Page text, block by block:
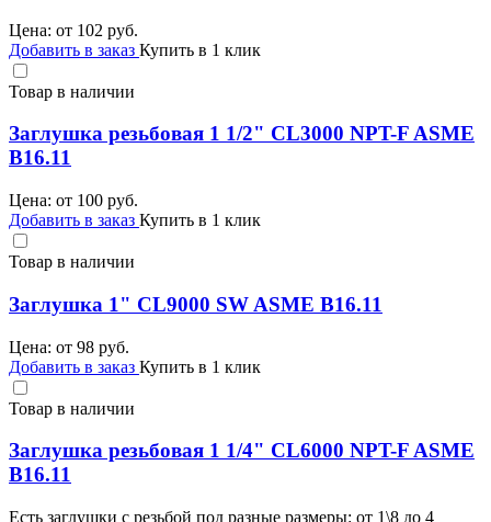
Цена: от 102 руб.
Добавить в заказ Купить в 1 клик
Товар в наличии
Заглушка резьбовая 1 1/2" CL3000 NPT-F ASME
B16.11
Цена: от 100 руб.
Добавить в заказ Купить в 1 клик
Товар в наличии
Заглушка 1" CL9000 SW ASME B16.11
Цена: от 98 руб.
Добавить в заказ Купить в 1 клик
Товар в наличии
Заглушка резьбовая 1 1/4" CL6000 NPT-F ASME
B16.11
Есть заглушки с резьбой под разные размеры: от 1\8 до 4